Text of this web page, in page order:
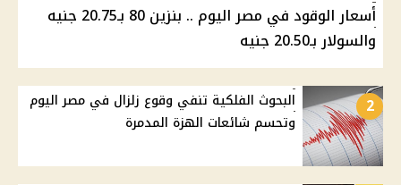
أسعار الوقود في مصر اليوم .. بنزين 80 بـ20.75 جنيه
والسولار بـ20.50 جنيه
2
البحوث الفلكية تنفي وقوع زلزال في مصر اليوم
وتحسم شائعات الهزة المدمرة